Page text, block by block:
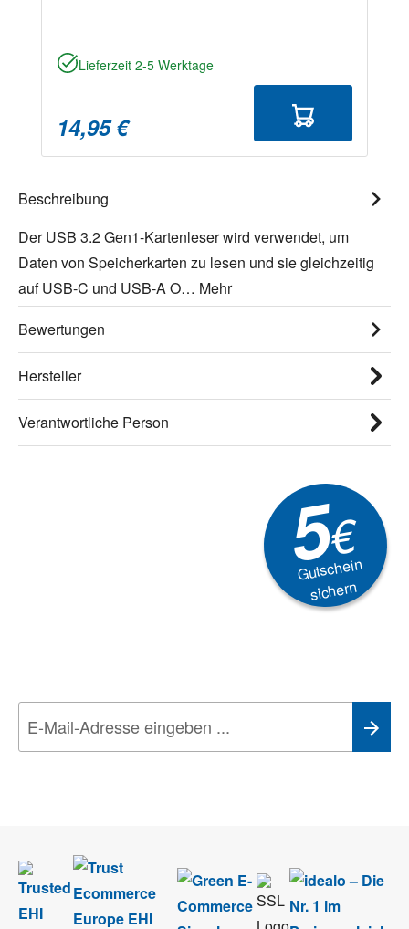
Lieferzeit 2-5 Werktage
14,95 €
Beschreibung
Der USB 3.2 Gen1-Kartenleser wird verwendet, um
Daten von Speicherkarten zu lesen und sie gleichzeitig
auf USB-C und USB-A O… Mehr
Bewertungen
Hersteller
Verantwortliche Person
5€
Gutschein
sichern